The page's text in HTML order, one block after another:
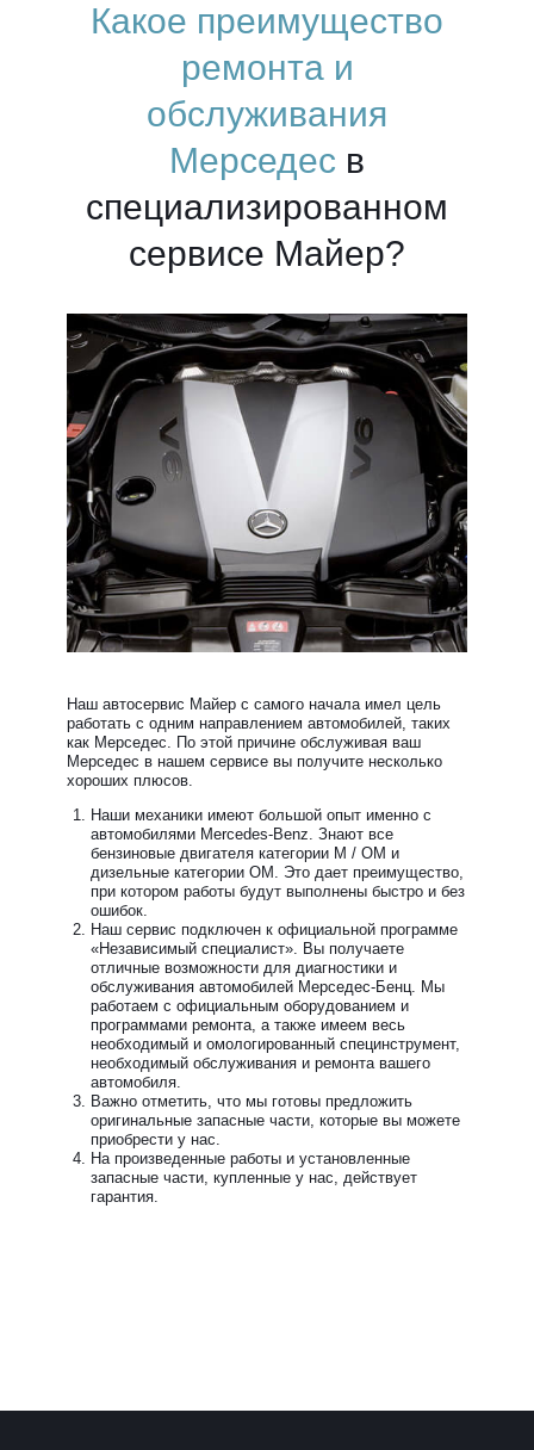
Какое преимущество
ремонта и
обслуживания
Мерседес в
специализированном
сервисе Майер?
Наш автосервис Майер с самого начала имел цель
работать с одним направлением автомобилей, таких
как Мерседес. По этой причине обслуживая ваш
Мерседес в нашем сервисе вы получите несколько
хороших плюсов.
Наши механики имеют большой опыт именно с
автомобилями Mercedes-Benz. Знают все
бензиновые двигателя категории М / ОМ и
дизельные категории ОМ. Это дает преимущество,
при котором работы будут выполнены быстро и без
ошибок.
Наш сервис подключен к официальной программе
«Независимый специалист». Вы получаете
отличные возможности для диагностики и
обслуживания автомобилей Мерседес-Бенц. Мы
работаем с официальным оборудованием и
программами ремонта, а также имеем весь
необходимый и омологированный специнструмент,
необходимый обслуживания и ремонта вашего
автомобиля.
Важно отметить, что мы готовы предложить
оригинальные запасные части, которые вы можете
приобрести у нас.
На произведенные работы и установленные
запасные части, купленные у нас, действует
гарантия.